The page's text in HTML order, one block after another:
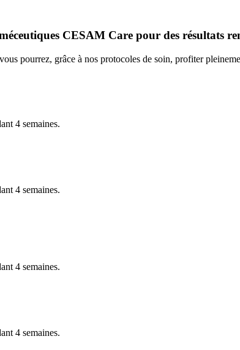
CESAM Care pour des résultats
pourrez, grâce à nos protocoles de soin, profiter
4 semaines.
4 semaines.
4 semaines.
4 semaines.